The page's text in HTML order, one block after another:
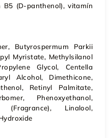
B5 (D-panthenol), vitamín
Butyrospermum Parkii
Myristate, Methylsilanol
Glycol, Centella
Alcohol, Dimethicone,
Retinyl Palmitate,
Phenoxyethanol,
(Fragrance), Linalool,